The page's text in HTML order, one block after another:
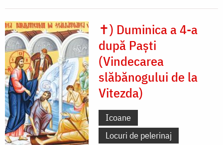
✝) Duminica a 4-a
după Paști
(Vindecarea
slăbănogului de la
Vitezda)
Icoane
Locuri de pelerinaj